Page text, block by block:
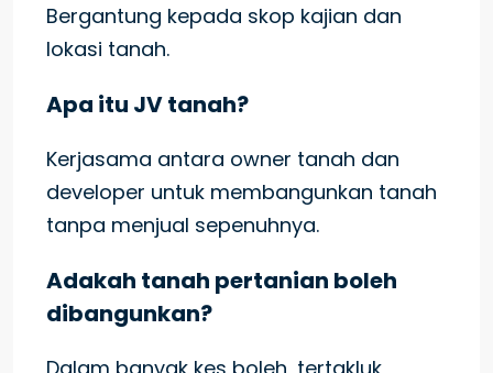
Bergantung kepada skop kajian dan
lokasi tanah.
Apa itu JV tanah?
Kerjasama antara owner tanah dan
developer untuk membangunkan tanah
tanpa menjual sepenuhnya.
Adakah tanah pertanian boleh
dibangunkan?